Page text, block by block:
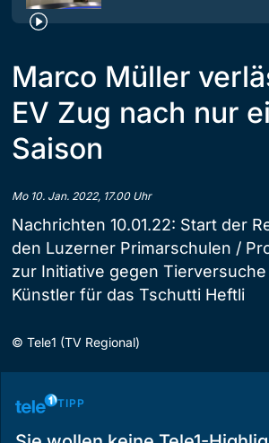
Marco Müller
EV Zug nach nur
Saison
Mo 10. Jan. 2022, 17.00 Uhr
Nachrichten 10.01.22: Start der
den Luzerner Primarschulen /
zur Initiative gegen
Künstler für das Tschutti Heftli
© Tele1 (TV Regional)
TIPP